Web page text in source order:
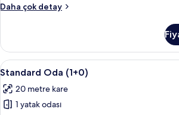
görün
Daha çok detay
Junior
(4+0)
hakkında
daha
detay
Standard
Oda
(1+0)
için
Masa,
2
Standard Oda (1+0)
20 metre kare
1 yatak odası